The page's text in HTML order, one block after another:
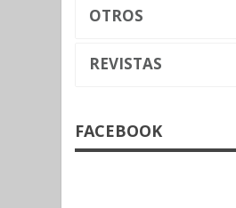
OTROS
REVISTAS
FACEBOOK